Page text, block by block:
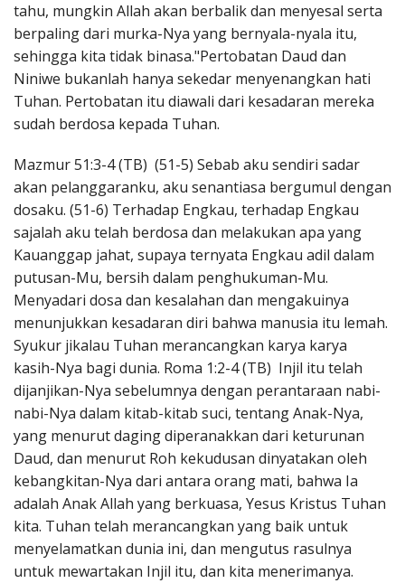
tahu, mungkin Allah akan berbalik dan menyesal serta
berpaling dari murka-Nya yang bernyala-nyala itu,
sehingga kita tidak binasa."Pertobatan Daud dan
Niniwe bukanlah hanya sekedar menyenangkan hati
Tuhan. Pertobatan itu diawali dari kesadaran mereka
sudah berdosa kepada Tuhan.
Mazmur 51:3-4 (TB) (51-5) Sebab aku sendiri sadar
akan pelanggaranku, aku senantiasa bergumul dengan
dosaku. (51-6) Terhadap Engkau, terhadap Engkau
sajalah aku telah berdosa dan melakukan apa yang
Kauanggap jahat, supaya ternyata Engkau adil dalam
putusan-Mu, bersih dalam penghukuman-Mu.
Menyadari dosa dan kesalahan dan mengakuinya
menunjukkan kesadaran diri bahwa manusia itu lemah.
Syukur jikalau Tuhan merancangkan karya karya
kasih-Nya bagi dunia. Roma 1:2-4 (TB) Injil itu telah
dijanjikan-Nya sebelumnya dengan perantaraan nabi-
nabi-Nya dalam kitab-kitab suci, tentang Anak-Nya,
yang menurut daging diperanakkan dari keturunan
Daud, dan menurut Roh kekudusan dinyatakan oleh
kebangkitan-Nya dari antara orang mati, bahwa Ia
adalah Anak Allah yang berkuasa, Yesus Kristus Tuhan
kita. Tuhan telah merancangkan yang baik untuk
menyelamatkan dunia ini, dan mengutus rasulnya
untuk mewartakan Injil itu, dan kita menerimanya.